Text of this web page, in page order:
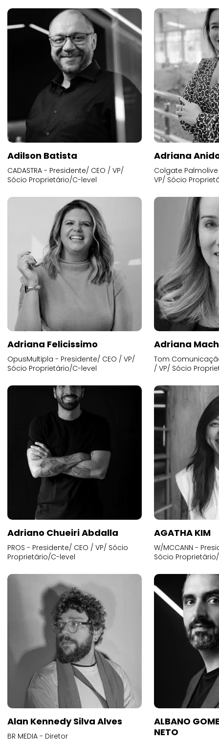
Adilson Batista
CADASTRA - Presidente/ CEO / VP/
Sócio Proprietário/C-level
Adriana
Colgate
VP/ Sócio
Adriana Felicissimo
OpusMultipla - Presidente/ CEO / VP/
Sócio Proprietário/C-level
Adriana
Tom
/ VP/ Sócio
Adriano Chueiri Abdalla
PROS - Presidente/ CEO / VP/ Sócio
Proprietário/C-level
AGATHA KIM
W/MCCANN -
Sócio
Alan Kennedy Silva Alves
BR MEDIA - Diretor
ALBANO
NETO